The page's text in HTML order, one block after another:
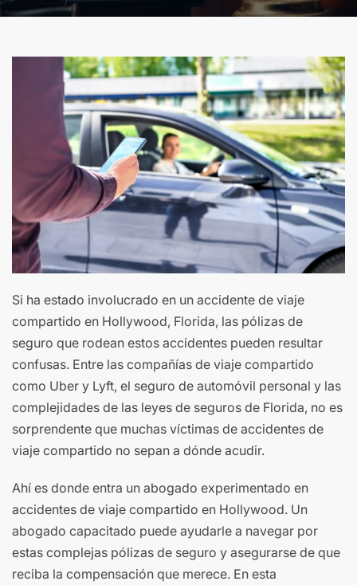
Si ha estado involucrado en un accidente de viaje
compartido en Hollywood, Florida, las pólizas de
seguro que rodean estos accidentes pueden resultar
confusas. Entre las compañías de viaje compartido
como Uber y Lyft, el seguro de automóvil personal y las
complejidades de las leyes de seguros de Florida, no es
sorprendente que muchas víctimas de accidentes de
viaje compartido no sepan a dónde acudir.
Ahí es donde entra un abogado experimentado en
accidentes de viaje compartido en Hollywood. Un
abogado capacitado puede ayudarle a navegar por
estas complejas pólizas de seguro y asegurarse de que
reciba la compensación que merece. En esta